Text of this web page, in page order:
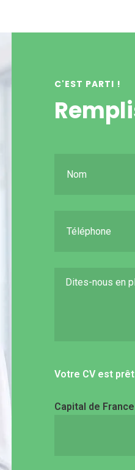
C'EST PARTI !
Votre CV est
Capital de